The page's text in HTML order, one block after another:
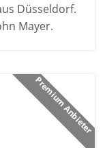
Düsseldorf.
Mayer.
Premium Anbieter